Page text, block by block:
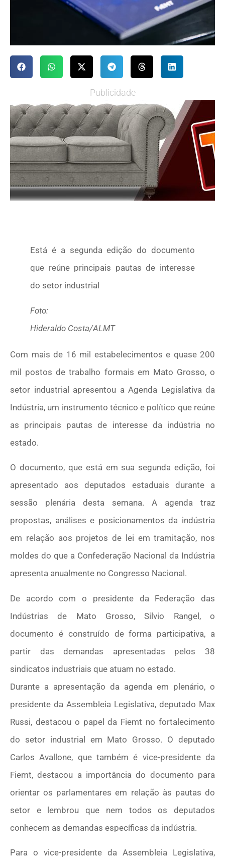
Publicidade
Está é a segunda edição do documento
que reúne principais pautas de interesse
do setor industrial
Foto:
Hideraldo Costa/ALMT
Com mais de 16 mil estabelecimentos e quase 200
mil postos de trabalho formais em Mato Grosso, o
setor industrial apresentou a Agenda Legislativa da
Indústria, um instrumento técnico e político que reúne
as principais pautas de interesse da indústria no
estado.
O documento, que está em sua segunda edição, foi
apresentado aos deputados estaduais durante a
sessão plenária desta semana. A agenda traz
propostas, análises e posicionamentos da indústria
em relação aos projetos de lei em tramitação, nos
moldes do que a Confederação Nacional da Indústria
apresenta anualmente no Congresso Nacional.
De acordo com o presidente da Federação das
Indústrias de Mato Grosso, Silvio Rangel, o
documento é construído de forma participativa, a
partir das demandas apresentadas pelos 38
sindicatos industriais que atuam no estado.
Durante a apresentação da agenda em plenário, o
presidente da Assembleia Legislativa, deputado Max
Russi, destacou o papel da Fiemt no fortalecimento
do setor industrial em Mato Grosso. O deputado
Carlos Avallone, que também é vice-presidente da
Fiemt, destacou a importância do documento para
orientar os parlamentares em relação às pautas do
setor e lembrou que nem todos os deputados
conhecem as demandas específicas da indústria.
Para o vice-presidente da Assembleia Legislativa,